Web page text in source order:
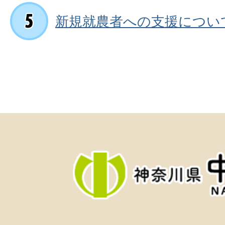
新規就農者への支援につい